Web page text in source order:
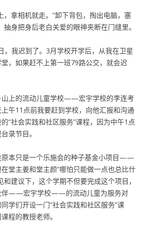
，拿相机就走。”卸下背包，掏出电脑，塞
身把身后老白关爱的眼神夹断在门缝里。
，我迟到了。3月学校开学后，从我在卫星
，如果赶不上第一班79路公交，就会迟
山上的流动儿童学校——宏宇学校的李连考
午11点前我要赶到学校，向他汇报和沟通
“社会实践和社区服务”课程，因为中午1点
录节目。
原本只是一个乐施会的种子基金小项目——
堂主姜和堂主颜“哪怕只能做一点也总比什
和建议下，这个学期不但要完成这个项目，
伴——宏宇学校——的流动儿童为服务对
学们开设一门“社会实践和社区服务”课
程的教授老师。